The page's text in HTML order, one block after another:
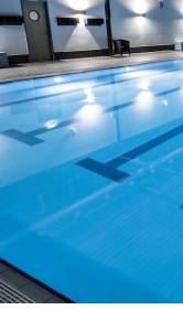
für die
Wellness-
Repeat.
genieße
maximale